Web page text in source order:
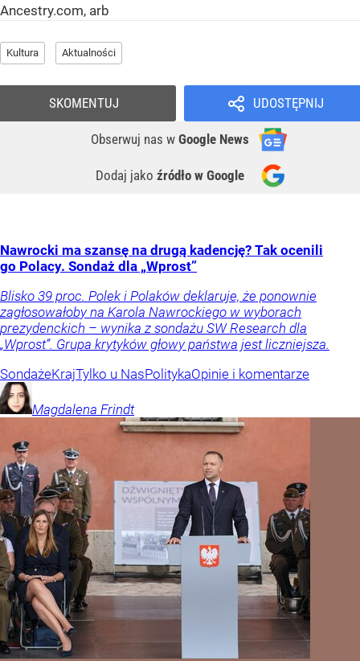
Ancestry.com, arb
Kultura Aktualności
UDOSTĘPNIJ
Obserwuj nas w Google News
Dodaj jako źródło w Google
SKOMENTUJ
Nawrocki ma szansę na drugą kadencję? Tak ocenili
go Polacy. Sondaż dla „Wprost”
Blisko 39 proc. Polek i Polaków deklaruje, że ponownie
zagłosowałoby na Karola Nawrockiego w wyborach
prezydenckich – wynika z sondażu SW Research dla
„Wprost”. Grupa krytyków głowy państwa jest liczniejsza.
SondażeKrajTylko u NasPolitykaOpinie i komentarze
Magdalena Frindt